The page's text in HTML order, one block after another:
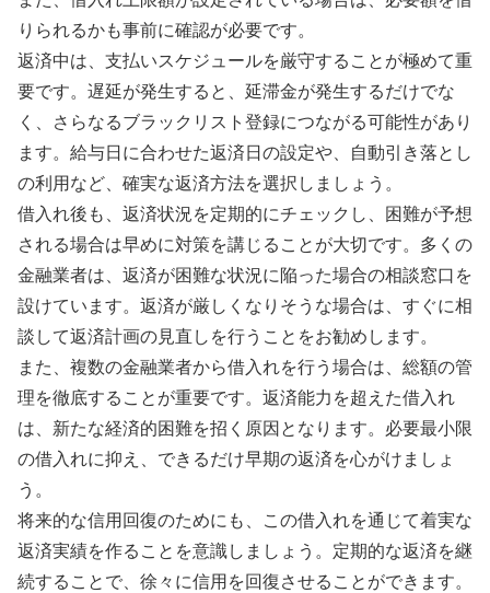
りられるかも事前に確認が必要です。
返済中は、支払いスケジュールを厳守することが極めて重
要です。遅延が発生すると、延滞金が発生するだけでな
く、さらなるブラックリスト登録につながる可能性があり
ます。給与日に合わせた返済日の設定や、自動引き落とし
の利用など、確実な返済方法を選択しましょう。
借入れ後も、返済状況を定期的にチェックし、困難が予想
される場合は早めに対策を講じることが大切です。多くの
金融業者は、返済が困難な状況に陥った場合の相談窓口を
設けています。返済が厳しくなりそうな場合は、すぐに相
談して返済計画の見直しを行うことをお勧めします。
また、複数の金融業者から借入れを行う場合は、総額の管
理を徹底することが重要です。返済能力を超えた借入れ
は、新たな経済的困難を招く原因となります。必要最小限
の借入れに抑え、できるだけ早期の返済を心がけましょ
う。
将来的な信用回復のためにも、この借入れを通じて着実な
返済実績を作ることを意識しましょう。定期的な返済を継
続することで、徐々に信用を回復させることができます。